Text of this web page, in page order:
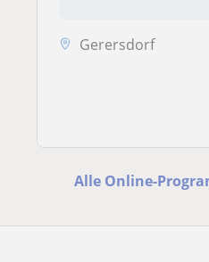
Gerersdorf
Alle Online-